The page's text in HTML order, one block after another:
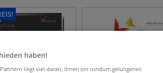
haben!
liegt viel daran, Ihnen ein rundum gelungenes